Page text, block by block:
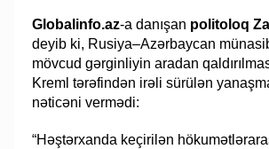
Globalinfo.az-a danışan politoloq
deyib ki, Rusiya–Azərbaycan
mövcud gərginliyin aradan
Kreml tərəfindən irəli sürülən
nəticəni vermədi:
“Həştərxanda keçirilən